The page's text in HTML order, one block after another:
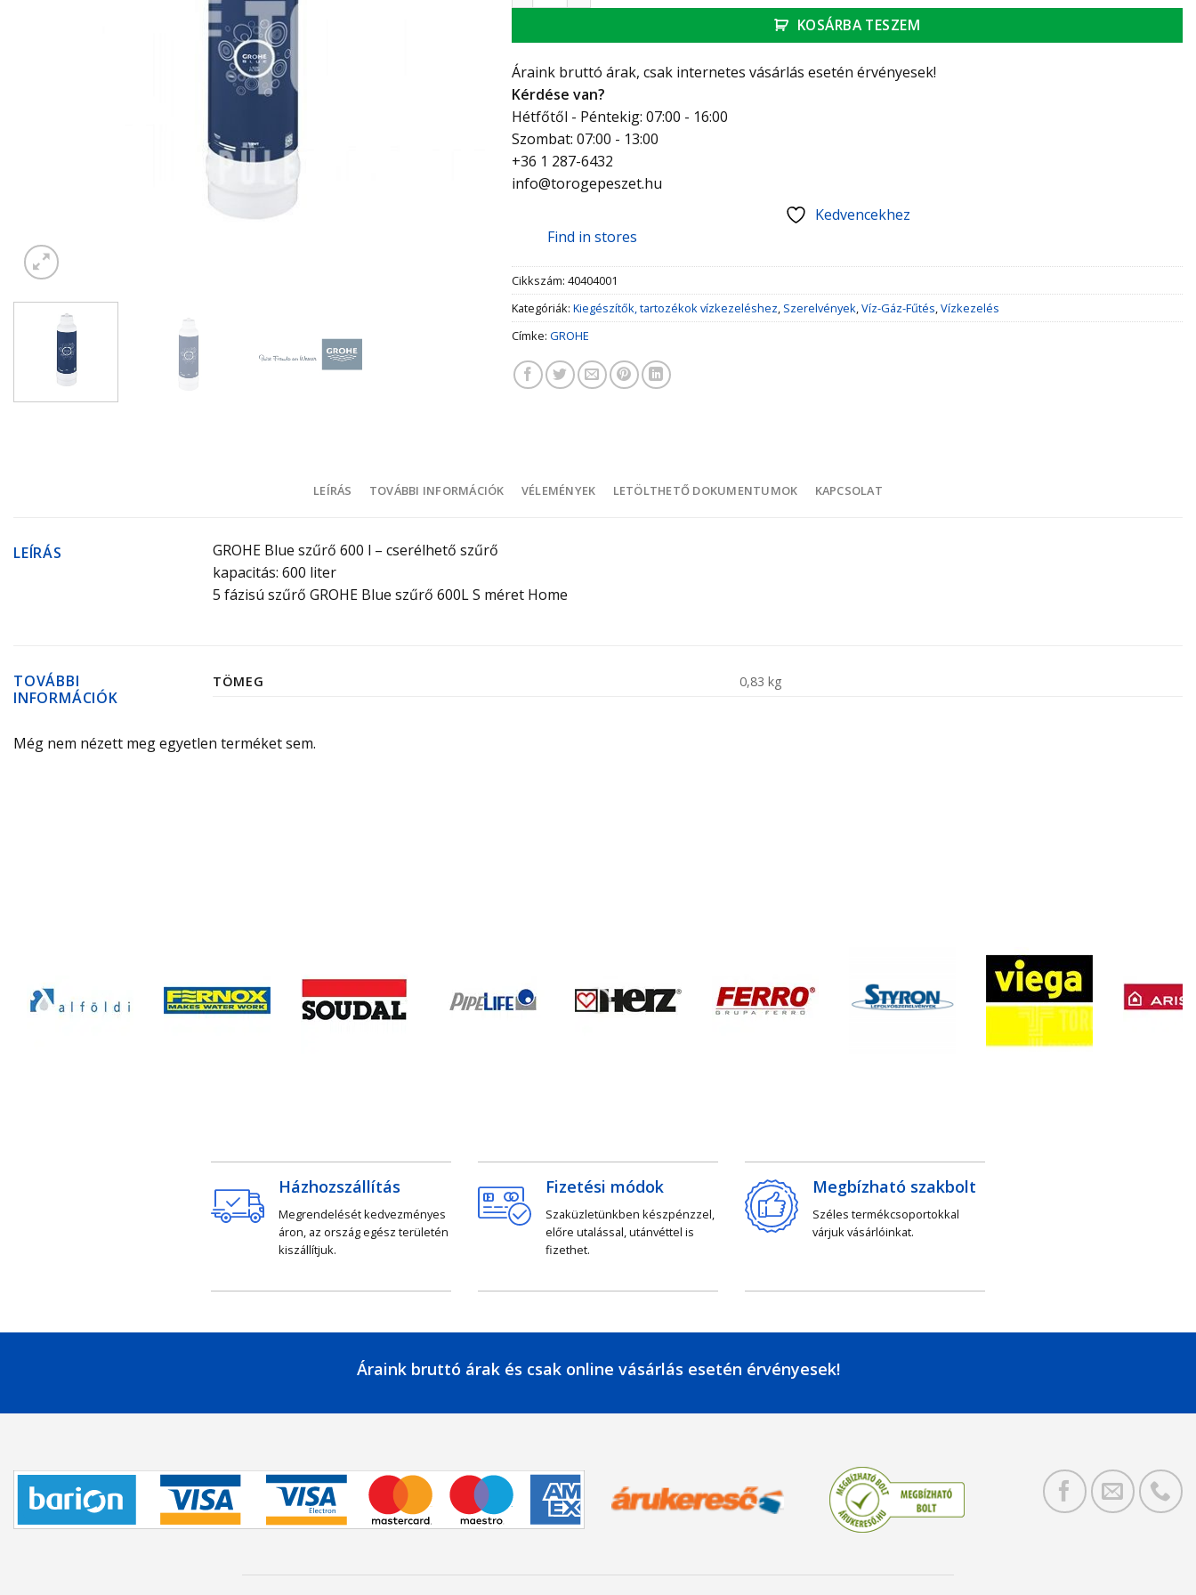
KOSÁRBA TESZEM
Áraink bruttó árak, csak internetes vásárlás esetén érvényesek!
Kérdése van?
Hétfőtől - Péntekig: 07:00 - 16:00
Szombat: 07:00 - 13:00
+36 1 287-6432
info@torogepeszet.hu
Kedvencekhez
Find in stores
Cikkszám: 40404001
Kategóriák: Kiegészítők, tartozékok vízkezeléshez, Szerelvények,Víz-Gáz-Fűtés,Vízkezelés
Címke: GROHE
LEÍRÁS TOVÁBBI INFORMÁCIÓK VÉLEMÉNYEK LETÖLTHETŐ DOKUMENTUMOK KAPCSOLAT
LEÍRÁS
GROHE Blue szűrő 600 l – cserélhető szűrő
kapacitás: 600 liter
5 fázisú szűrő GROHE Blue szűrő 600L S méret Home
TOVÁBBI
INFORMÁCIÓK
TÖMEG 0,83 kg
Még nem nézett meg egyetlen terméket sem.
Házhozszállítás
Megrendelését kedvezményes
áron, az ország egész területén
kiszállítjuk.
Fizetési módok
Szaküzletünkben készpénzzel,
előre utalással, utánvéttel is
fizethet.
Megbízható szakbolt
Széles termékcsoportokkal
várjuk vásárlóinkat.
Áraink bruttó árak és csak online vásárlás esetén érvényesek!